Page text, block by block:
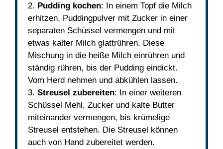
2. Pudding kochen: In einem Topf die Milch
erhitzen. Puddingpulver mit Zucker in einer
separaten Schüssel vermengen und mit
etwas kalter Milch glattrühren. Diese
Mischung in die heiße Milch einrühren und
ständig rühren, bis der Pudding eindickt.
Vom Herd nehmen und abkühlen lassen.
3.Streusel zubereiten: In einer weiteren
Schüssel Mehl, Zucker und kalte Butter
miteinander vermengen, bis krümelige
Streusel entstehen. Die Streusel können
auch von Hand zubereitet werden.